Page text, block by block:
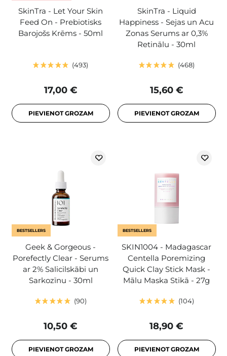
SkinTra - Let Your Skin
Feed On - Prebiotisks
Barojošs Krēms - 50ml
493
17,00 €
PIEVIENOT GROZAM
SkinTra - Liquid
Happiness - Sejas un Acu
Zonas Serums ar 0,3%
Retinālu - 30ml
468
15,60 €
PIEVIENOT GROZAM
BESTSELLERS
Geek & Gorgeous -
Porefectly Clear - Serums
ar 2% Salicilskābi un
Sarkozīnu - 30ml
90
10,50 €
PIEVIENOT GROZAM
BESTSELLERS
SKIN1004 - Madagascar
Centella Poremizing
Quick Clay Stick Mask -
Mālu Maska Stikā - 27g
104
18,90 €
PIEVIENOT GROZAM